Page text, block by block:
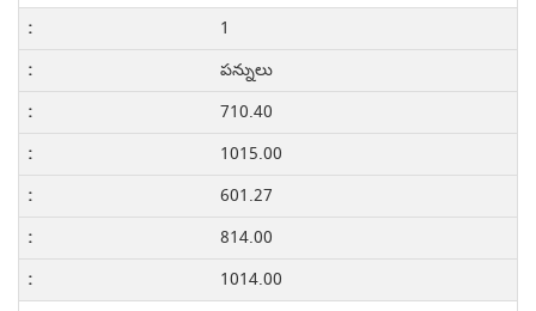
1
పన్నులు
710.40
1015.00
601.27
814.00
1014.00